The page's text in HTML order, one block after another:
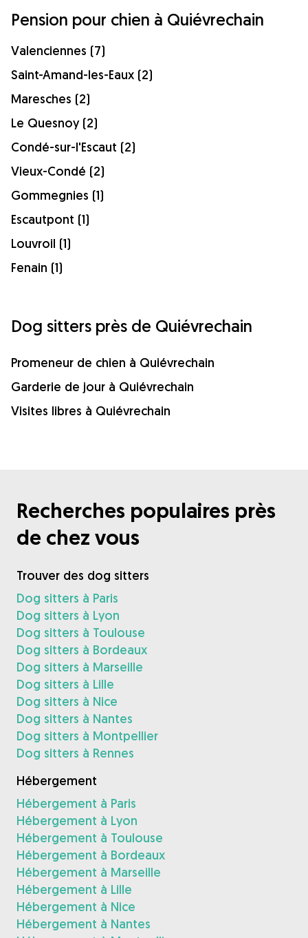
Pension pour chien à Quiévrechain
Valenciennes (7)
Saint-Amand-les-Eaux (2)
Maresches (2)
Le Quesnoy (2)
Condé-sur-l'Escaut (2)
Vieux-Condé (2)
Gommegnies (1)
Escautpont (1)
Louvroil (1)
Fenain (1)
Dog sitters près de Quiévrechain
Promeneur de chien à Quiévrechain
Garderie de jour à Quiévrechain
Visites libres à Quiévrechain
Recherches populaires près
de chez vous
Trouver des dog sitters
Dog sitters à Paris
Dog sitters à Lyon
Dog sitters à Toulouse
Dog sitters à Bordeaux
Dog sitters à Marseille
Dog sitters à Lille
Dog sitters à Nice
Dog sitters à Nantes
Dog sitters à Montpellier
Dog sitters à Rennes
Hébergement
Hébergement à Paris
Hébergement à Lyon
Hébergement à Toulouse
Hébergement à Bordeaux
Hébergement à Marseille
Hébergement à Lille
Hébergement à Nice
Hébergement à Nantes